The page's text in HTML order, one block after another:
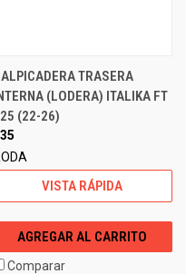
TRASERA
(LODERA) ITALIKA FT
(22-26)
VISTA RÁPIDA
AGREGAR AL CARRITO
Comparar